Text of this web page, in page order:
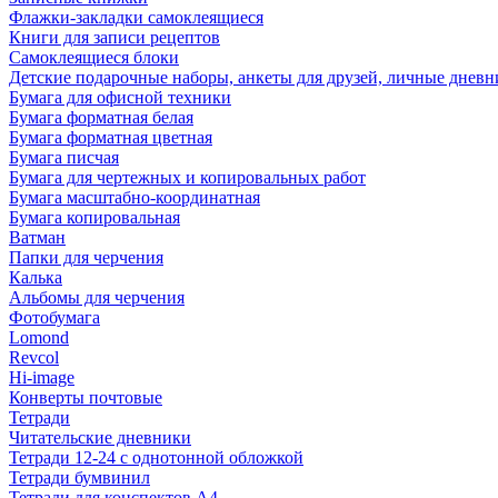
Флажки-закладки самоклеящиеся
Книги для записи рецептов
Самоклеящиеся блоки
Детские подарочные наборы, анкеты для друзей, личные
Бумага для офисной техники
Бумага форматная белая
Бумага форматная цветная
Бумага писчая
Бумага для чертежных и копировальных работ
Бумага масштабно-координатная
Бумага копировальная
Ватман
Папки для черчения
Калька
Альбомы для черчения
Фотобумага
Lomond
Revcol
Hi-image
Конверты почтовые
Тетради
Читательские дневники
Тетради 12-24 с однотонной обложкой
Тетради бумвинил